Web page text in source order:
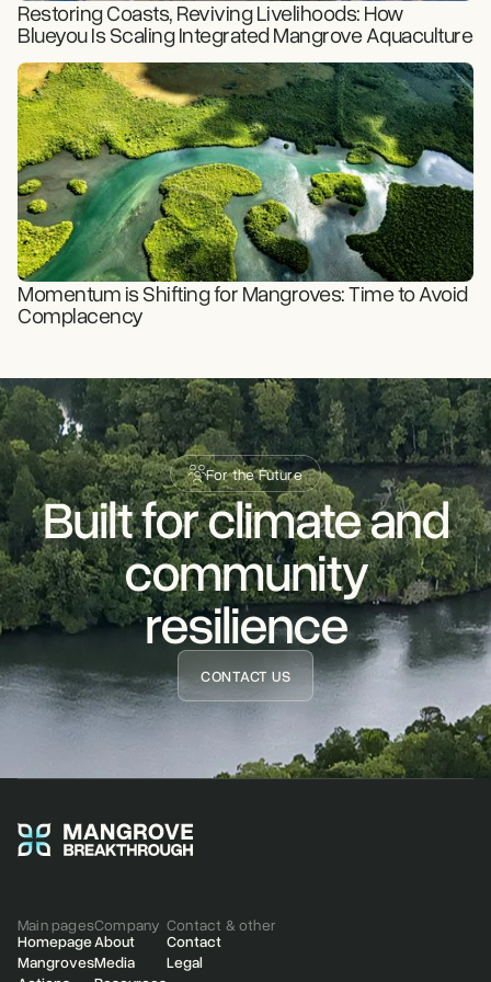
READ STORY
Restoring Coasts, Reviving Livelihoods: How
Blueyou Is Scaling Integrated Mangrove Aquaculture
READ STORY
Momentum is Shifting for Mangroves: Time to Avoid
Complacency
For the Future
Built for climate and
community
resilience
CONTACT US
Main pages
Homepage
Mangroves
Company
About
Media
Contact & other
Contact
Legal